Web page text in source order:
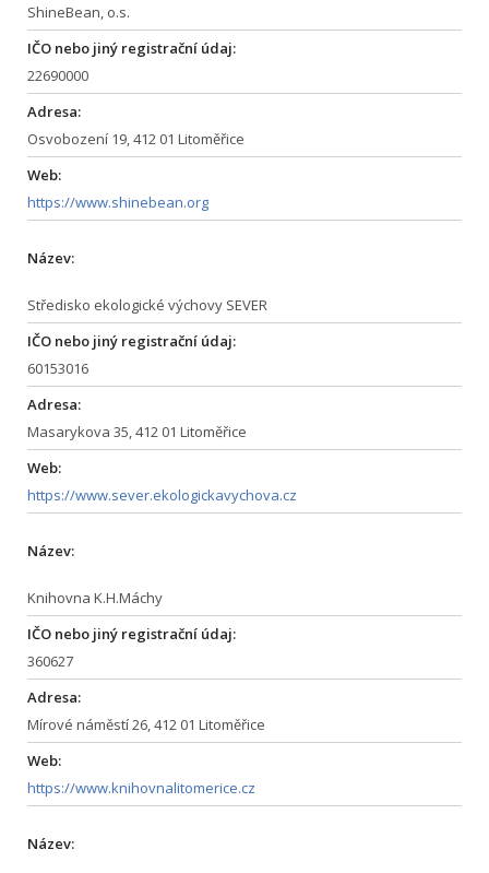
ShineBean, o.s.
IČO nebo jiný registrační údaj:
22690000
Adresa:
Osvobození 19, 412 01 Litoměřice
Web:
https://www.shinebean.org
Název:
Středisko ekologické výchovy SEVER
IČO nebo jiný registrační údaj:
60153016
Adresa:
Masarykova 35, 412 01 Litoměřice
Web:
https://www.sever.ekologickavychova.cz
Název:
Knihovna K.H.Máchy
IČO nebo jiný registrační údaj:
360627
Adresa:
Mírové náměstí 26, 412 01 Litoměřice
Web:
https://www.knihovnalitomerice.cz
Název: